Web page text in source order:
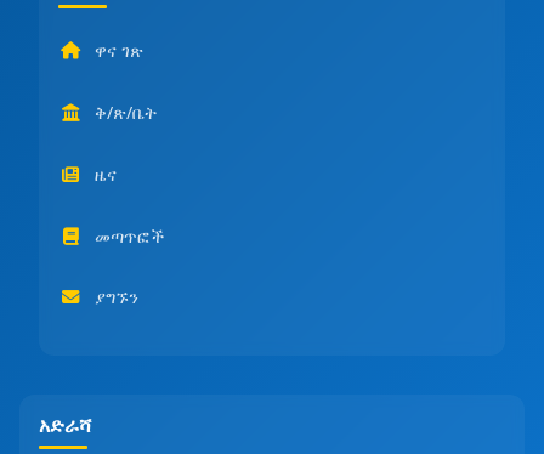
ዋና ገጽ
ቅ/ጽ/ቤት
ዜና
መጣጥፎች
ያግኙን
አድራሻ